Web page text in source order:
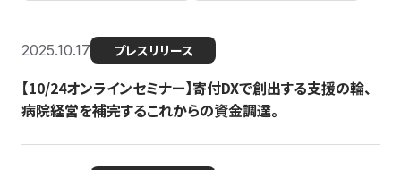
2025.10.17 プレスリリース
【10/24オンラインセミナー】寄付DXで創出する支援の輪、
病院経営を補完するこれからの資金調達。